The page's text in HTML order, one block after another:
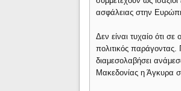
ασφάλειας στην
Δεν είναι τυχαίο ότι
πολιτικός
διαμεσολαβήσει
Μακεδονίας η Άγκυρα